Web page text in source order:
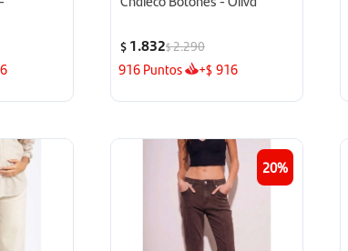
$ 1.832$2.290
916Puntos +$ 916
20